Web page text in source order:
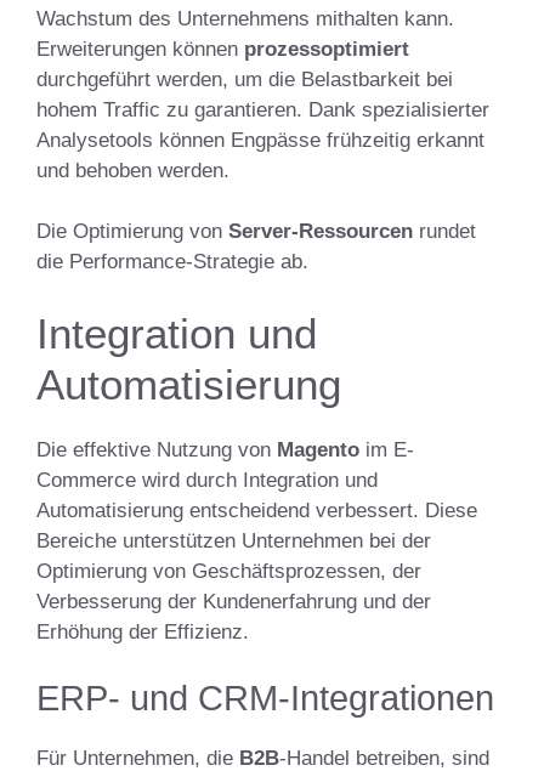
Wachstum des Unternehmens mithalten kann.
Erweiterungen können prozessoptimiert
durchgeführt werden, um die Belastbarkeit bei
hohem Traffic zu garantieren. Dank spezialisierter
Analysetools können Engpässe frühzeitig erkannt
und behoben werden.
Die Optimierung von Server-Ressourcen rundet
die Performance-Strategie ab.
Integration und
Automatisierung
Die effektive Nutzung von Magento im E-
Commerce wird durch Integration und
Automatisierung entscheidend verbessert. Diese
Bereiche unterstützen Unternehmen bei der
Optimierung von Geschäftsprozessen, der
Verbesserung der Kundenerfahrung und der
Erhöhung der Effizienz.
ERP- und CRM-Integrationen
Für Unternehmen, die B2B-Handel betreiben, sind